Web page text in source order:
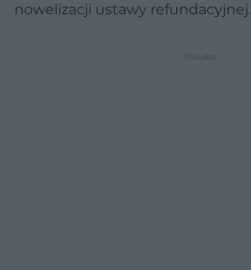
nowelizacji ustawy refundacyjnej.